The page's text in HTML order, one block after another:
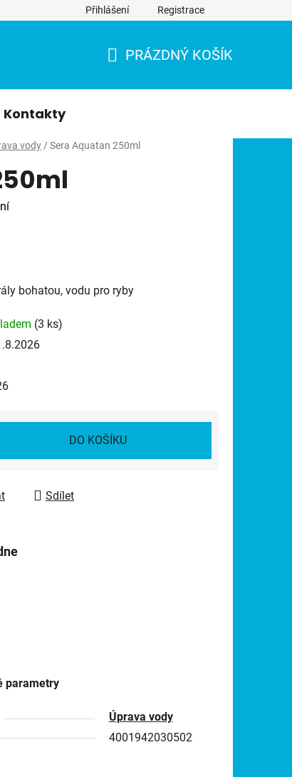
Přihlášení Registrace
PRÁZDNÝ KOŠÍK
Kontakty
vody / Sera Aquatan 250ml
bohatou, vodu pro ryby
(3 ks)
DO KOŠÍKU
Sdílet
parametry
Úprava vody
4001942030502